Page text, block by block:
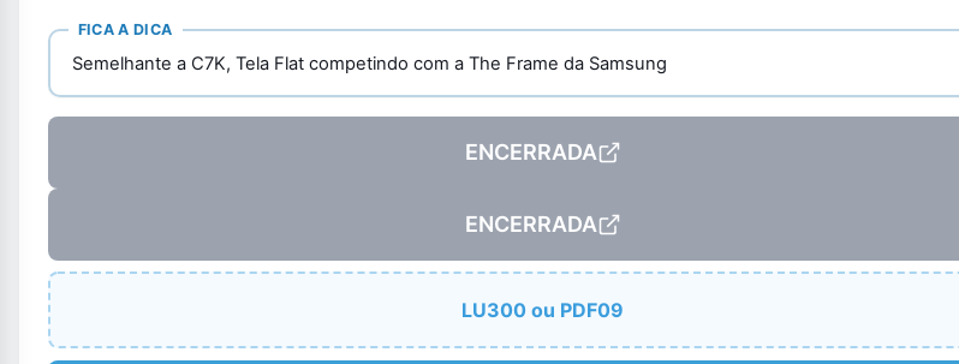
FICA A DICA
Semelhante a C7K, Tela Flat competindo com a The Frame da Samsung
ENCERRADA
ENCERRADA
LU300 ou PDF09